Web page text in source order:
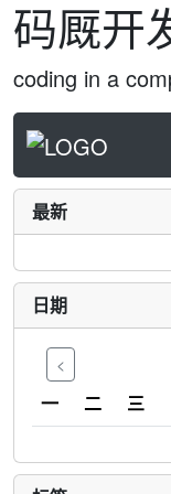
码厩开
coding in a
最新
日期
<
一 二 三